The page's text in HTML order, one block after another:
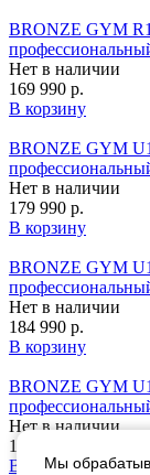
BRONZE GYM
Нет в наличии
169 990 р.
В корзину
BRONZE GYM
Нет в наличии
179 990 р.
В корзину
BRONZE GYM
Нет в наличии
184 990 р.
В корзину
BRONZE GYM
Нет в наличии
191 990 р.
В корзину
Мы